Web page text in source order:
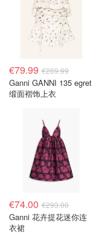
€79.99 €269.99
Ganni GANNI 135 egret
缎面褶饰上衣
€74.00 €293.00
Ganni 花卉提花迷你连
衣裙